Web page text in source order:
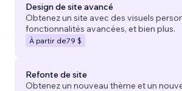
Design de site avancé
Obtenez un site avec des visuels
fonctionnalités avancées, et bien plus.
À partir de79 $
Refonte de site
Obtenez un nouveau thème et un